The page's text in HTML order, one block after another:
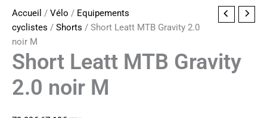
Accueil / Vélo / Equipements
cyclistes / Shorts / Short Leatt MTB Gravity 2.0
noir M
Short Leatt MTB Gravity
2.0 noir M